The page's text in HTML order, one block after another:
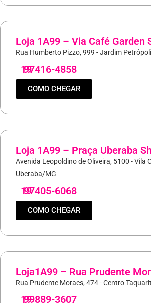
Loja 1A99 – Via Café Garden
Rua Humberto Pizzo, 999 - Jardim
19
97416-4858
COMO CHEGAR
Loja 1A99 – Praça Uberaba
Avenida Leopoldino de Oliveira, 5100 - Vila
Uberaba/MG
19
97405-6068
COMO CHEGAR
Loja1A99 – Rua Prudente
Rua Prudente Moraes, 474 - Centro
19
99889-3607